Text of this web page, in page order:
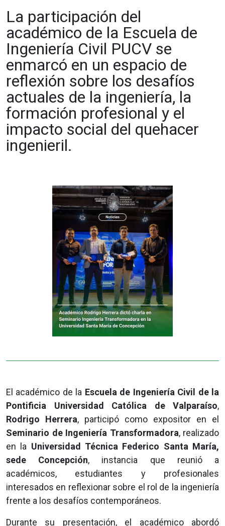
La participación del
académico de la Escuela de
Ingeniería Civil PUCV se
enmarcó en un espacio de
reflexión sobre los desafíos
actuales de la ingeniería, la
formación profesional y el
impacto social del quehacer
ingenieril.
El académico de la Escuela de Ingeniería Civil de la
Pontificia Universidad Católica de Valparaíso,
Rodrigo Herrera, participó como expositor en el
Seminario de Ingeniería Transformadora, realizado
en la Universidad Técnica Federico Santa María,
sede Concepción, instancia que reunió a
académicos, estudiantes y profesionales
interesados en reflexionar sobre el rol de la ingeniería
frente a los desafíos contemporáneos.
Durante su presentación, el académico abordó